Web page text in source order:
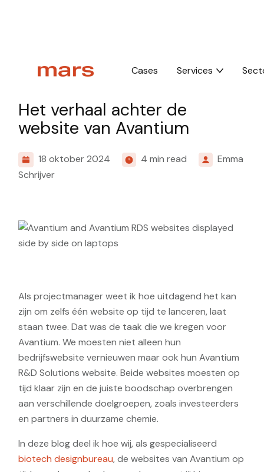
Cases Services
Cases
Het verhaal achter de
website van Avantium
18 oktober 2024 4 min read
Emma
Schrijver
Als projectmanager weet ik hoe uitdagend het kan
zijn om zelfs één website op tijd te lanceren, laat
staan twee. Dat was de taak die we kregen voor
Avantium. We moesten niet alleen hun
bedrijfswebsite vernieuwen maar ook hun Avantium
R&D Solutions website. Beide websites moesten op
tijd klaar zijn en de juiste boodschap overbrengen
aan verschillende doelgroepen, zoals investeerders
en partners in duurzame chemie.
In deze blog deel ik hoe wij, als gespecialiseerd
biotech designbureau, de websites van Avantium op